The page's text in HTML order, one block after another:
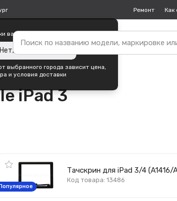
ваших покупок —
Нет, изменить город
выбранного города зависит цена,
и условия доставки
Ремонт Как
iPad 3
Тачскрин для iPad 3/4 (A1416/
Код товара: 13486